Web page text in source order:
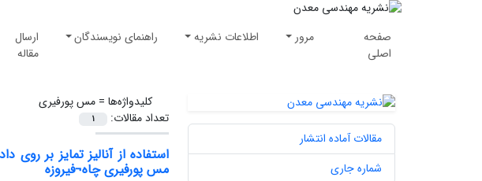
صفحه
اصلی
مرور اطلاعات نشریه راهنمای نویسندگان
ارسال
مقاله
کلیدواژه‌ها =مس پورفیری
تعداد مقالات:
1
مس پورفیری چاه¬فیروزه
مقالات آماده انتشار
شماره جاری